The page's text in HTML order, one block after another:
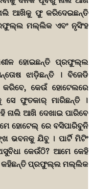
ଆଖିକୁ ଫୁ କରିଦେଇଛନ୍ତି
ମଲ୍ଲିକ ଏବଂ ନୃସିଂହ
ହୋଇଛନ୍ତି ପ୍ରଫୁଲ୍ଲ
ଝାଡ଼ିଛନ୍ତି । ବିଜେଡି
କରିବେ, କେଉଁ ହୋଟେଲରେ
ସେ ଫୁତକାର୍ ମାରିଛନ୍ତି ।
ଆଖି ଦେଖାଇ ପାରିବେ
ହୋଟେଲ୍ ରେ ବସିପାରିବୁନି
ଭବନକୁ ଯିବୁ । ପାର୍ଟି ମିଟିଂ
କେଉଁଠି? ଆମେ କେହି
କହିଛନ୍ତି ପ୍ରଫୁଲ୍ଲ ମଲ୍ଲିକ